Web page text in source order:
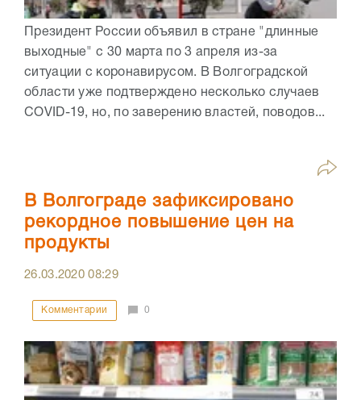
Президент России объявил в стране "длинные
выходные" с 30 марта по 3 апреля из-за
ситуации с коронавирусом. В Волгоградской
области уже подтверждено несколько случаев
COVID-19, но, по заверению властей, поводов...
В Волгограде зафиксировано
рекордное повышение цен на
продукты
26.03.202008:29
Комментарии 0